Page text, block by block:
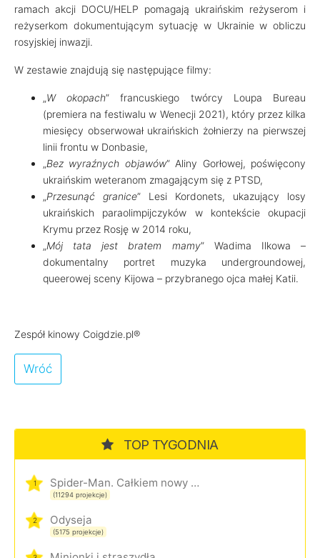
ramach akcji DOCU/HELP pomagają ukraińskim reżyserom i
reżyserkom dokumentującym sytuację w Ukrainie w obliczu
rosyjskiej inwazji.
W zestawie znajdują się następujące filmy:
„W okopach” francuskiego twórcy Loupa Bureau
(premiera na festiwalu w Wenecji 2021), który przez kilka
miesięcy obserwował ukraińskich żołnierzy na pierwszej
linii frontu w Donbasie,
„Bez wyraźnych objawów” Aliny Gorłowej, poświęcony
ukraińskim weteranom zmagającym się z PTSD,
„Przesunąć granice” Lesi Kordonets, ukazujący losy
ukraińskich paraolimpijczyków w kontekście okupacji
Krymu przez Rosję w 2014 roku,
„Mój tata jest bratem mamy” Wadima Ilkowa –
dokumentalny portret muzyka undergroundowej,
queerowej sceny Kijowa – przybranego ojca małej Katii.
Zespół kinowy Coigdzie.pl®
Wróć
TOP TYGODNIA
1 Spider-Man. Całkiem nowy dzień
(11294 projekcje)
2 Odyseja
(5175 projekcje)